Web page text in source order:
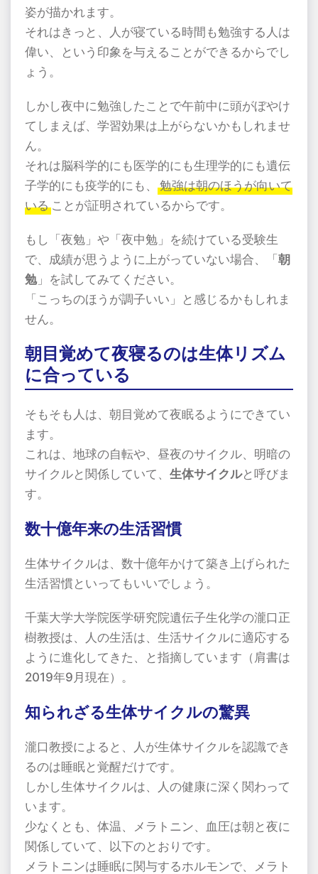
姿が描かれます。
それはきっと、人が寝ている時間も勉強する人は
偉い、という印象を与えることができるからでし
ょう。
しかし夜中に勉強したことで午前中に頭がぼやけ
てしまえば、学習効果は上がらないかもしれませ
ん。
それは脳科学的にも医学的にも生理学的にも遺伝
子学的にも疫学的にも、
勉強は朝のほうが向いて
いる ことが証明されているからです。
もし「夜勉」や「夜中勉」を続けている受験生
で、成績が思うように上がっていない場合、「朝
勉」を試してみてください。
「こっちのほうが調子いい」と感じるかもしれま
せん。
朝目覚めて夜寝るのは生体リズム
に合っている
そもそも人は、朝目覚めて夜眠るようにできてい
ます。
これは、地球の自転や、昼夜のサイクル、明暗の
サイクルと関係していて、 生体サイクルと呼びま
す。
数十億年来の生活習慣
生体サイクルは、数十億年かけて築き上げられた
生活習慣といってもいいでしょう。
千葉大学大学院医学研究院遺伝子生化学の瀧口正
樹教授は、人の生活は、生活サイクルに適応する
ように進化してきた、と指摘しています（肩書は
2019年9 月現在）。
知られざる生体サイクルの驚異
瀧口教授によると、人が生体サイクルを認識でき
るのは睡眠と覚醒だけです。
しかし生体サイクルは、人の健康に深く関わって
います。
少なくとも、体温、メラトニン、血圧は朝と夜に
関係していて、以下のとおりです。
メラトニンは睡眠に関与するホルモンで、メラト